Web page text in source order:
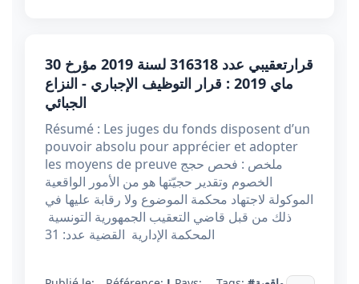
قرارتعقيبي عدد 316318 لسنة 2019 مؤرخ 30
ماي 2019 : قرار التوظيف الإجباري - النزاع
الجبائي
Résumé : Les juges du fonds disposent d’un
pouvoir absolu pour apprécier et adopter
les moyens de preuve ملخص : فحص حجج
الخصوم وتقدير حجيّتها هو من الأمور الواقعية
الموكولة لاجتهاد محكمة الموضوع ولا رقابة عليها في
ذلك من قبل قاضي التعقيب الجمهورية التونسية
المحكمة الإدارية القضية عدد: 31